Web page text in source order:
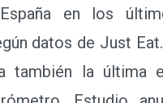
en los
datos de Just
también la última